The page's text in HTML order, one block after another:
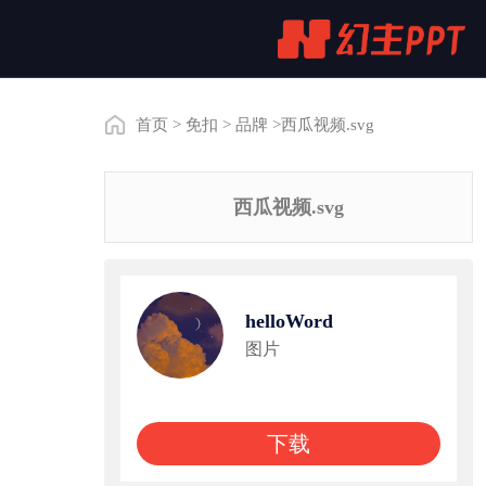
首页 > 免扣 > 品牌 >西瓜视频.svg
西瓜视频.svg
helloWord
图片
下载